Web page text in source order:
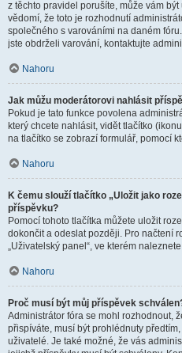
z těchto pravidel porušíte, může vám
vědomí, že toto je rozhodnutí
společného s varováními na daném
jste obdrželi varování, kontaktujte
Nahoru
Jak můžu moderátorovi nahlásit
Pokud je tato funkce povolena
který chcete nahlásit, vidět tlačítko
na tlačítko se zobrazí formulář, pomocí
Nahoru
K čemu slouží tlačítko „Uložit jako
příspěvku?
Pomocí tohoto tlačítka můžete uložit
dokončit a odeslat později. Pro načtení
„Uživatelský panel“, ve kterém
Nahoru
Proč musí být můj příspěvek
Administrátor fóra se mohl rozhodnout,
přispíváte, musí být prohlédnuty
uživatelé. Je také možné, že vás